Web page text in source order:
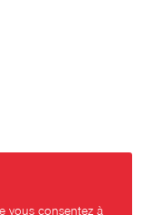
vous consentez à